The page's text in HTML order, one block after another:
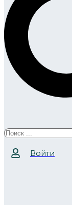
Search
Войти